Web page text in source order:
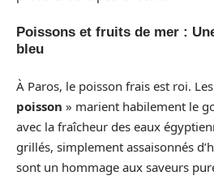
Poissons et fruits de mer :
bleu
À Paros, le poisson frais est roi.
poisson » marient habilement le
avec la fraîcheur des eaux
grillés, simplement assaisonnés
sont un hommage aux saveurs